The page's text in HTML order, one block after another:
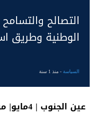
التصالح
الوطنية وطريق
السياسة- منذ 1 سنة
عين الجنوب | 4مايو| مريم بارحمة